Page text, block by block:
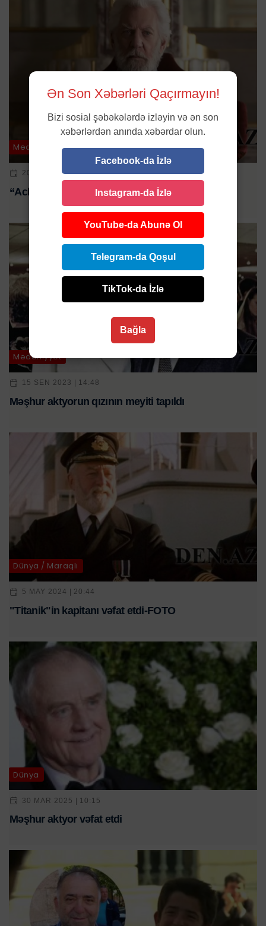
Mədəniyyət
20 IYN 2024 | 23:23
“Aclıq oyunları”nın aktyoru vəfat etdi
Mədəniyyət
15 SEN 2023 | 14:48
Məşhur aktyorun qızının meyiti tapıldı
Dünya / Maraqlı
5 MAY 2024 | 20:44
"Titanik"in kapitanı vəfat etdi-FOTO
Dünya
30 MAR 2025 | 10:15
Məşhur aktyor vəfat etdi
Ən Son Xəbərləri Qaçırmayın!
Bizi sosial şəbəkələrdə izləyin və ən son
xəbərlərdən anında xəbərdar olun.
Facebook-da İzlə
Instagram-da İzlə
YouTube-da Abunə Ol
Telegram-da Qoşul
TikTok-da İzlə
Bağla